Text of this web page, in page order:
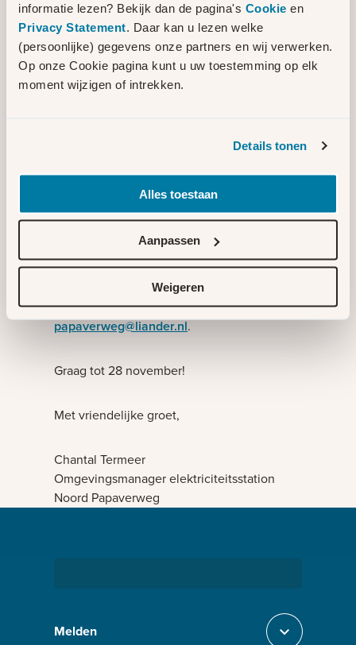
informatie lezen? Bekijk dan de pagina's Cookie en
Privacy Statement . Daar kan u lezen welke
(persoonlijke) gegevens onze partners en wij verwerken.
Op onze Cookie pagina kunt u uw toestemming op elk
moment wijzigen of intrekken.
Details tonen
Alles toestaan
Aanpassen
Weigeren
Daarnaast heeft de landschapsarchitect een
ontwerp gemaakt voor de inrichting van het
terrein. Tijdens de inloopbijeenkomst kan de
landschapsarchitect u hier alles over
vertellen. Tot slot willen we u graag
Informatie en contact
Opwww.liander.nl/papaverwegstaat meer
de brieven die we eerder hebben gestuurd.
Heeft u voorafgaand aan de bijeenkomst
een vraag of opmerking? Dan kunt u contact
met ons opnemen via
papaverweg@liander.nl.
Graag tot 28 november!
Met vriendelijke groet,
Chantal Termeer
Omgevingsmanager elektriciteitsstation
Noord Papaverweg
Melden Sluit section-0